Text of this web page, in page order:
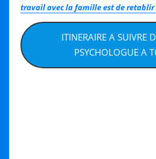
travail avec la famille est de
ITINERAIRE A SUIVRE
PSYCHOLOGUE A